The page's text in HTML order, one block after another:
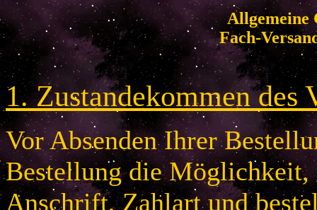
Allgemeine
Fach-
1. Zustandekommen des
Vor Absenden Ihrer
Bestellung die Möglichkeit,
Anschrift, Zahlart und